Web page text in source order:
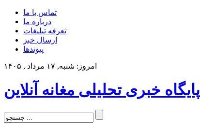
تماس با ما
درباره ما
تعرفه تبلیغات
ارسال خبر
پیوندها
امروز: شنبه, ۱۷ مرداد , ۱۴۰۵
پایگاه خبری تحلیلی مغانه آنلاین